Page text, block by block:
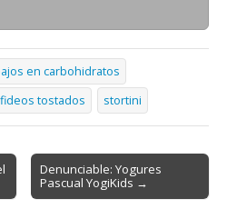
en carbohidratos
tostados stortini
Denunciable: Yogures
Pascual YogiKids →